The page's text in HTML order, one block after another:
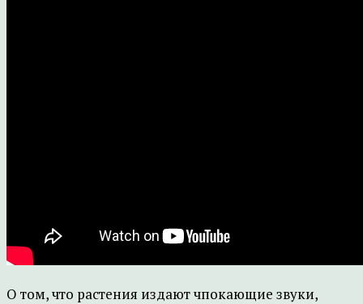
О том, что растения издают чпокающие звуки,